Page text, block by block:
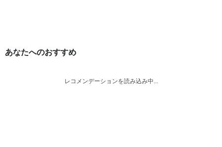
あなたへのおすすめ
レコメンデーションを読み込み中...